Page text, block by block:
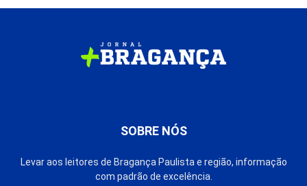
SOBRE NÓS
Levar aos leitores de Bragança Paulista e região, informação
com padrão de excelência.